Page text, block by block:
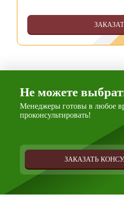
Не можете
Менеджеры готовы в любое
проконсультировать!
ЗАКАЗАТЬ